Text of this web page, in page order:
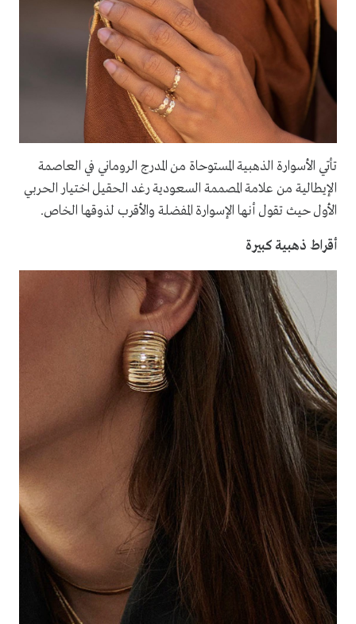
تأتي الأسوارة الذهبية المستوحاة من المدرج الروماني في العاصمة
الإيطالية من علامة المصممة السعودية رغد الحقيل اختيار الحربي
الأول حيث تقول أنها الإسوارة المفضلة والأقرب لذوقها الخاص.